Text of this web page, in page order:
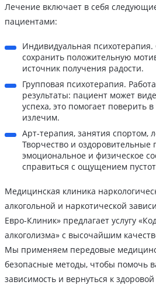
Лечение включает в себя
пациентами:
Индивидуальная
сохранить положительную
источник получения радости.
Групповая психотерапия.
результаты: пациент может
успеха, это помогает поверить
излечим.
Арт-терапия, занятия спортом,
Творчество и
эмоциональное и физическое
справиться с ощущением
Медицинская клиника
алкогольной и наркотической
Евро-Клиник» предлагает услугу
алкоголизма» с высочайшим
Мы применяем передовые
безопасные методы, чтобы помочь
зависимость и вернуться к